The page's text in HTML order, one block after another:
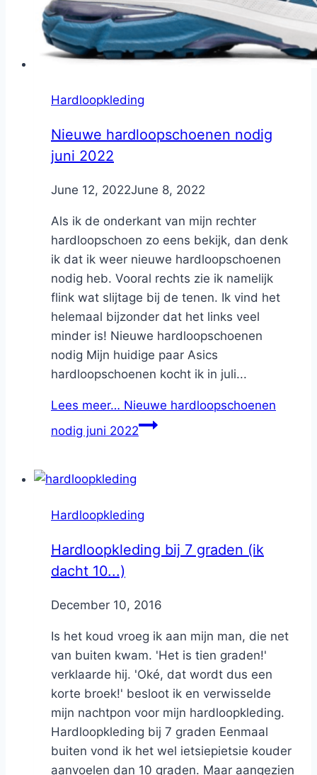
Hardloopkleding
Nieuwe hardloopschoenen nodig
juni 2022
ByNicole
June 12, 2022June 8, 2022
Als ik de onderkant van mijn rechter
hardloopschoen zo eens bekijk, dan denk
ik dat ik weer nieuwe hardloopschoenen
nodig heb. Vooral rechts zie ik namelijk
flink wat slijtage bij de tenen. Ik vind het
helemaal bijzonder dat het links veel
minder is! Nieuwe hardloopschoenen
nodig Mijn huidige paar Asics
hardloopschoenen kocht ik in juli...
Lees meer… Nieuwe hardloopschoenen
nodig juni 2022
Hardloopkleding
Hardloopkleding bij 7 graden (ik
dacht 10...)
ByNicole
December 10, 2016
Is het koud vroeg ik aan mijn man, die net
van buiten kwam. 'Het is tien graden!'
verklaarde hij. 'Oké, dat wordt dus een
korte broek!' besloot ik en verwisselde
mijn nachtpon voor mijn hardloopkleding.
Hardloopkleding bij 7 graden Eenmaal
buiten vond ik het wel ietsiepietsie kouder
aanvoelen dan 10 graden. Maar aangezien